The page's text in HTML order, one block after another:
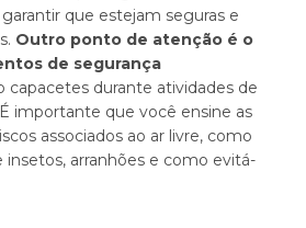
que estejam seguras e
Outro ponto de atenção é o
de segurança
capacetes durante atividades de
importante que você ensine as
associados ao ar livre, como
insetos, arranhões e como evitá-